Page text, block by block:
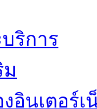
ริการ
ม
อินเตอร์เ